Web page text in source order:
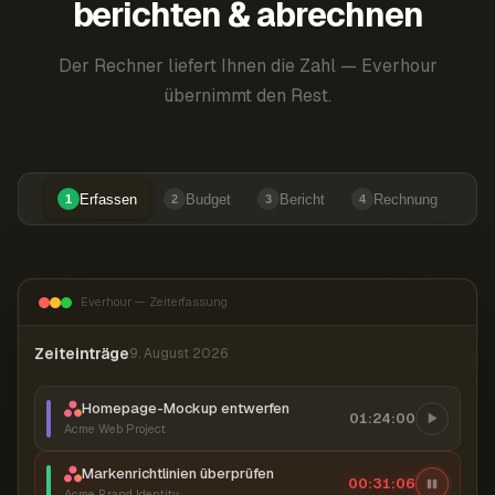
berichten & abrechnen
Der Rechner liefert Ihnen die Zahl — Everhour
übernimmt den Rest.
1 Erfassen 2 Budget 3 Bericht 4 Rechnung
Everhour — Zeiterfassung
Zeiteinträge9. August 2026
Homepage-Mockup entwerfen
Acme Web Project
01:24:00
Markenrichtlinien überprüfen 00:31:07